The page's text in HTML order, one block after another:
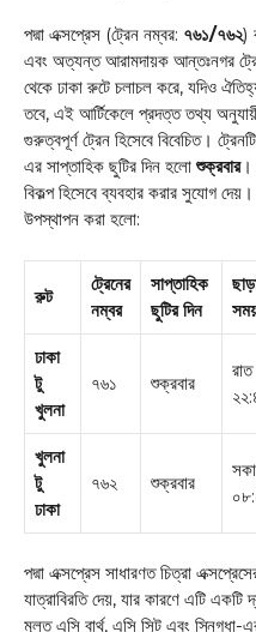
পদ্মা এক্সপ্রেস (ট্রেন নম্বর: ৭৬১/৭৬২)
এবং অত্যন্ত আরামদায়ক আন্তঃনগর
থেকে ঢাকা রুটে চলাচল করে, যদিও
তবে, এই আর্টিকেলে প্রদত্ত তথ্য
গুরুত্বপূর্ণ ট্রেন হিসেবে বিবেচিত।
এর সাপ্তাহিক ছুটির দিন হলোশুক্রবার।
বিকল্প হিসেবে ব্যবহার করার সুযোগ দেয়।
উপস্থাপন করা হলো:
রুট
ট্রেনের
নম্বর
সাপ্তাহিক
ছুটির দিন
ঢাকা
টু
খুলনা
৭৬১ শুক্রবার
রাত
খুলনা
টু
ঢাকা
৭৬২ শুক্রবার
পদ্মা এক্সপ্রেস সাধারণত চিত্রা
যাত্রাবিরতি দেয়, যার কারণে এটি একটি
মূলত এসি বার্থ, এসি সিট এবং স্নিগ্ধা-